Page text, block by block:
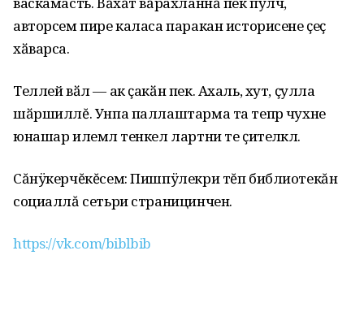
авторсем пире каласа паракан историсене ҫеҫ
хӑварса.
Теллей вӑл — ак ҫакӑн пек. Ахаль, хут, ҫулла
шӑршиллĕ. Унпа паллаштарма та тепӗр чухне
юнашар илемлӗ тенкел лартни те ҫителӗклӗ.
Сăнÿкерчĕкĕсем: Пишпÿлекри тĕп библиотекăн
социаллă сетьри страницинчен.
https://vk.com/biblbib